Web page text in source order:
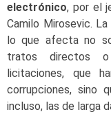
electrónico, por el
Camilo Mirosevic.
lo que afecta no
tratos directos
licitaciones, que
corrupciones, sino
incluso, las de larga